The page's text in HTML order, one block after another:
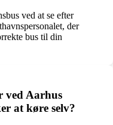
ved at se efter
der
bus til din
ved Aarhus
at køre selv?